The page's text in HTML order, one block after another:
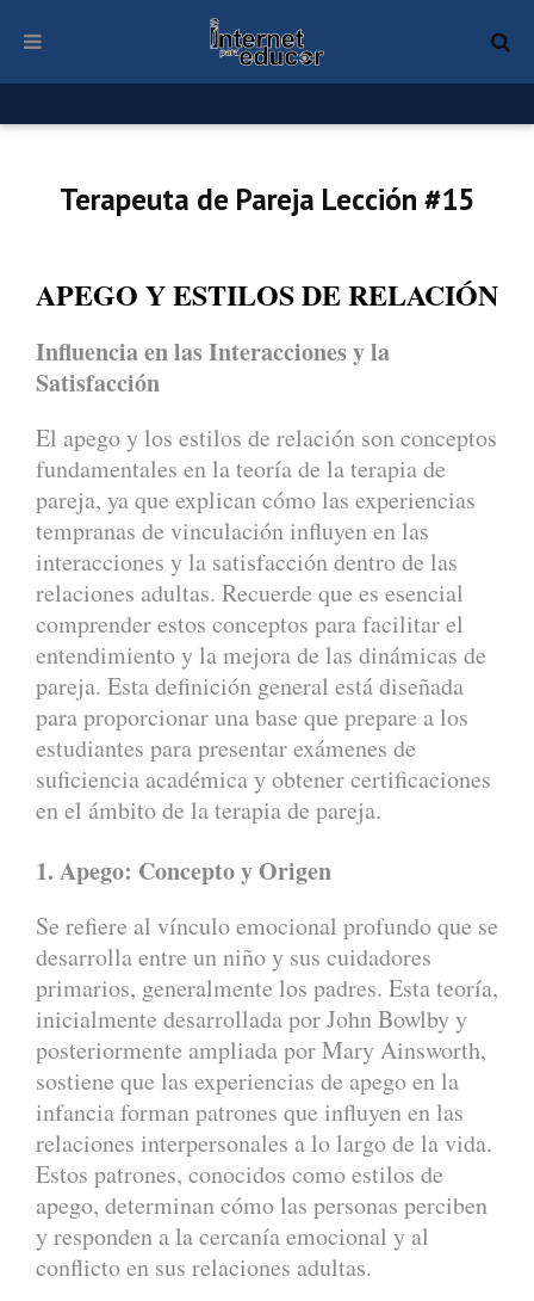
Terapeuta de Pareja Lección #15
APEGO Y ESTILOS DE RELACIÓN
Influencia en las Interacciones y la
Satisfacción
El apego y los estilos de relación son conceptos
fundamentales en la teoría de la terapia de
pareja, ya que explican cómo las experiencias
tempranas de vinculación influyen en las
interacciones y la satisfacción dentro de las
relaciones adultas. Recuerde que es esencial
comprender estos conceptos para facilitar el
entendimiento y la mejora de las dinámicas de
pareja. Esta definición general está diseñada
para proporcionar una base que prepare a los
estudiantes para presentar exámenes de
suficiencia académica y obtener certificaciones
en el ámbito de la terapia de pareja.
1. Apego: Concepto y Origen
Se refiere al vínculo emocional profundo que se
desarrolla entre un niño y sus cuidadores
primarios, generalmente los padres. Esta teoría,
inicialmente desarrollada por John Bowlby y
posteriormente ampliada por Mary Ainsworth,
sostiene que las experiencias de apego en la
infancia forman patrones que influyen en las
relaciones interpersonales a lo largo de la vida.
Estos patrones, conocidos como estilos de
apego, determinan cómo las personas perciben
y responden a la cercanía emocional y al
conflicto en sus relaciones adultas.